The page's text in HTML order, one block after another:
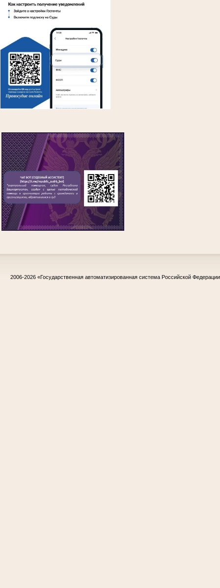
2006-2026 «Государственная автоматизированная система Российской